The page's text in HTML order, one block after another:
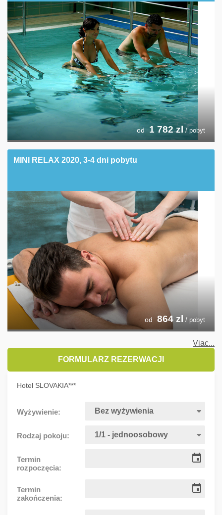
od 1 782zl / pobyt
MINI RELAX 2020, 3-4 dni pobytu
od 864 zl / pobyt
Viac...
FORMULARZ REZERWACJI
Hotel SLOVAKIA***
Wyżywienie:
Rodzaj pokoju:
Termin
rozpoczęcia:
Termin
zakończenia: